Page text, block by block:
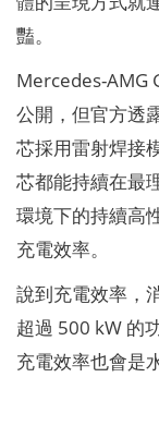
豔。
Mercedes-AMG
公開，但官方透
芯採用雷射焊接
芯都能持續在最
環境下的持續高
充電效率。
說到充電效率，
超過 500 kW 的
充電效率也會是